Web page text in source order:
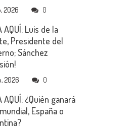
2026 0
AQUÍ: Luis de la
Presidente del
Sánchez
2026 0
AQUÍ: ¿Quién ganará
España o